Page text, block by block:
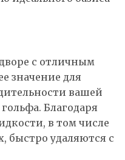
с отличным
значение для
вашей
Благодаря
в том числе
удаляются с